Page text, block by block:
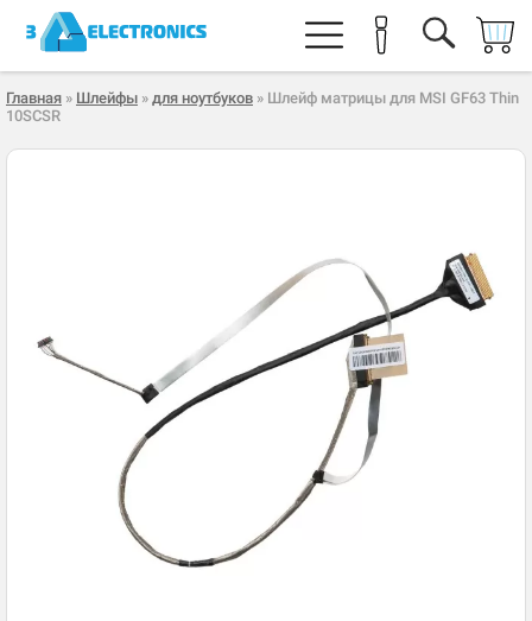
Главная » Шлейфы » для ноутбуков » Шлейф матрицы для MSI GF63 Thin
10SCSR